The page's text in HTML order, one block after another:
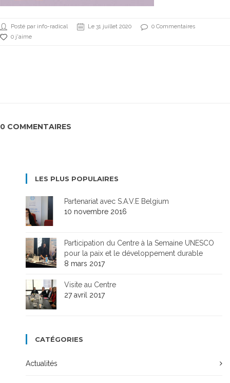
Posté par info-radical Le 31 juillet 2020
0 Commentaires
0 j'aime
0 COMMENTAIRES
LES PLUS POPULAIRES
Partenariat avec S.A.V.E Belgium
10 novembre 2016
Participation du Centre à la Semaine UNESCO
pour la paix et le développement durable
8 mars 2017
Visite au Centre
27 avril 2017
CATÉGORIES
Actualités